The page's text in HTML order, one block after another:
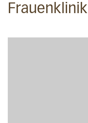
Frauenklinik